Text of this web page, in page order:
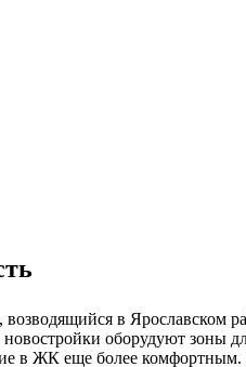
в Ярославском
оборудуют зоны
в ЖК еще более комфортным.